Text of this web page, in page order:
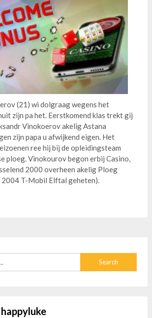
(21) wi dolgraag wegens het
zijn pa het. Eerstkomend klas trekt gij
Vinokoerov akelig Astana
zijn papa u afwijkend eigen. Het
ree hij bij de opleidingsteam
ploeg. Vinokourov begon erbij Casino,
2000 overheen akelig Ploeg
2004 T-Mobil Elftal geheten).